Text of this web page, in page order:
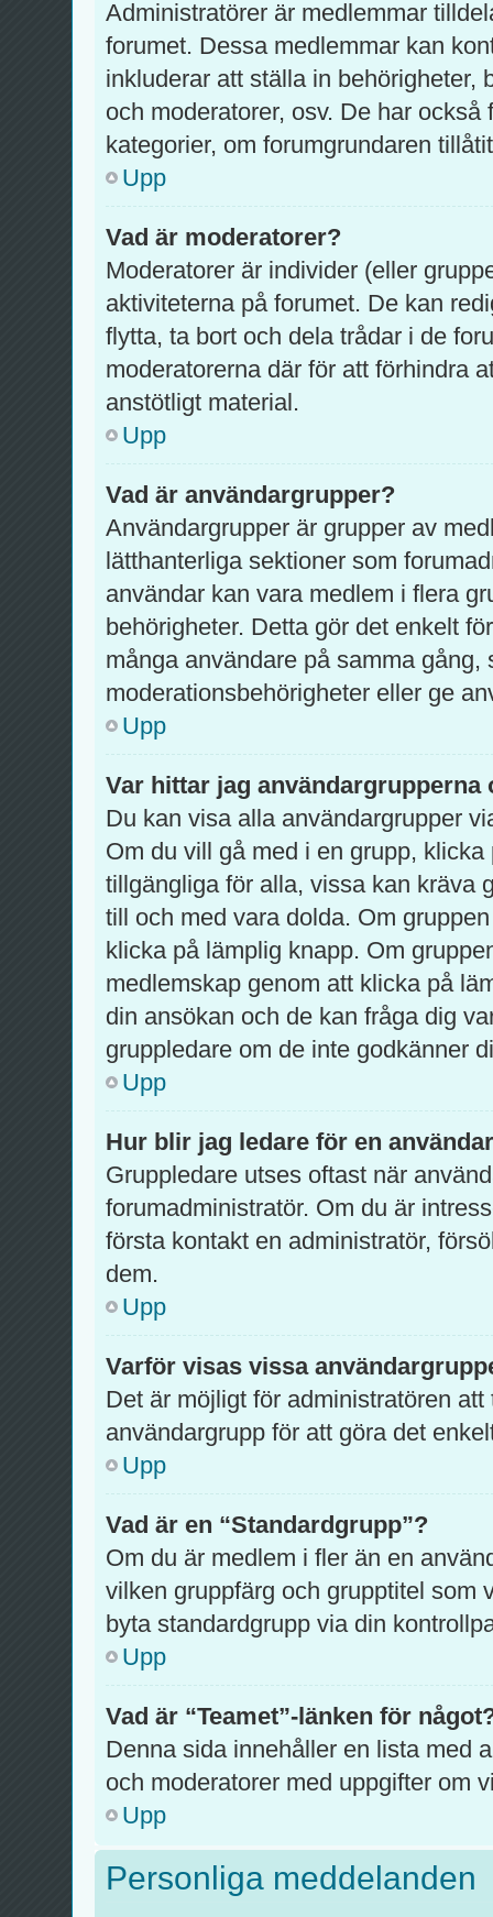
Administratörer är medlemmar
forumet. Dessa medlemmar kan
inkluderar att ställa in behörigheter,
och moderatorer, osv. De har
kategorier, om forumgrundaren
Upp
Vad är moderatorer?
Moderatorer är individer (eller
aktiviteterna på forumet. De kan
flytta, ta bort och dela trådar i de
moderatorerna där för att förhindra
anstötligt material.
Upp
Vad är användargrupper?
Användargrupper är grupper av
lätthanterliga sektioner som
användar kan vara medlem i flera
behörigheter. Detta gör det enkelt
många användare på samma
moderationsbehörigheter eller ge
Upp
Var hittar jag användargrupperna
Du kan visa alla användargrupper
Om du vill gå med i en grupp,
tillgängliga för alla, vissa kan kräva
till och med vara dolda. Om
klicka på lämplig knapp. Om
medlemskap genom att klicka på
din ansökan och de kan fråga dig
gruppledare om de inte godkänner
Upp
Hur blir jag ledare för en
Gruppledare utses oftast när
forumadministratör. Om du är
första kontakt en administratör,
dem.
Upp
Varför visas vissa
Det är möjligt för administratören
användargrupp för att göra det
Upp
Vad är en “Standardgrupp”?
Om du är medlem i fler än en
vilken gruppfärg och grupptitel som
byta standardgrupp via din
Upp
Vad är “Teamet”-länken för
Denna sida innehåller en lista med
och moderatorer med uppgifter om
Upp
Personliga meddelanden